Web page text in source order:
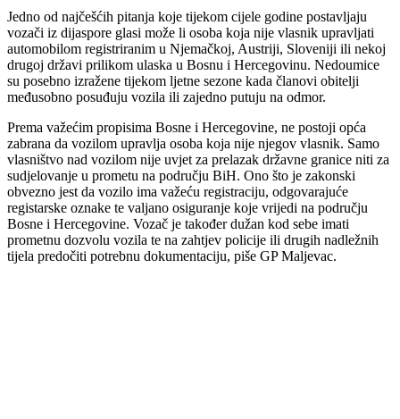
Jedno od najčešćih pitanja koje tijekom cijele godine postavljaju
vozači iz dijaspore glasi može li osoba koja nije vlasnik upravljati
automobilom registriranim u Njemačkoj, Austriji, Sloveniji ili nekoj
drugoj državi prilikom ulaska u Bosnu i Hercegovinu. Nedoumice
su posebno izražene tijekom ljetne sezone kada članovi obitelji
međusobno posuđuju vozila ili zajedno putuju na odmor.
Prema važećim propisima Bosne i Hercegovine, ne postoji opća
zabrana da vozilom upravlja osoba koja nije njegov vlasnik. Samo
vlasništvo nad vozilom nije uvjet za prelazak državne granice niti za
sudjelovanje u prometu na području BiH. Ono što je zakonski
obvezno jest da vozilo ima važeću registraciju, odgovarajuće
registarske oznake te valjano osiguranje koje vrijedi na području
Bosne i Hercegovine. Vozač je također dužan kod sebe imati
prometnu dozvolu vozila te na zahtjev policije ili drugih nadležnih
tijela predočiti potrebnu dokumentaciju, piše GP Maljevac.